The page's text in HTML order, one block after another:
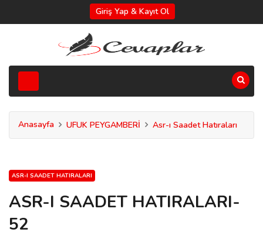
Giriş Yap & Kayıt Ol
Anasayfa UFUK PEYGAMBERİ Asr-ı Saadet Hatıraları
ASR-I SAADET HATIRALARI
ASR-I SAADET HATIRALARI-
52